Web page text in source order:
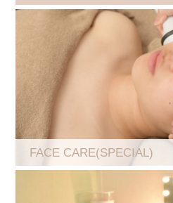
FACE CARE(SPECIAL)